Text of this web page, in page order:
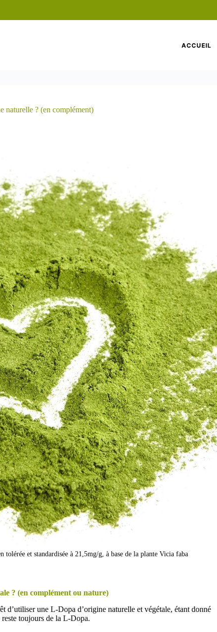
ACCUEIL
naturelle ? (en complément)
et standardisée à 21,5mg/g, à base de la plante Vicia faba
?(en complément ou nature)
d’utiliser une L-Dopa d’origine naturelle et végétale, étant donné
toujours de la L-Dopa.